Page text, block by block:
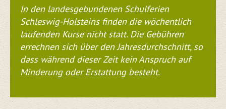
In den landesgebundenen Schulferien
Schleswig-Holsteins finden die wöchentlich
laufenden Kurse nicht statt. Die Gebühren
errechnen sich über den Jahresdurchschnitt, so
dass während dieser Zeit kein Anspruch auf
Minderung oder Erstattung besteht.